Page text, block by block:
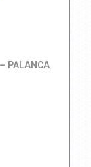
PALANCA